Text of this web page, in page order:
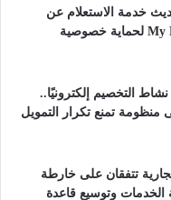
خدمة الاستعلام عن
الخطوط عبر My NTRA لحماية خصوصية
نشاط التخصيم إلكترونيًا..
تمنع تكرار التمويل
تتفقان على خارطة
وتوسيع قاعدة